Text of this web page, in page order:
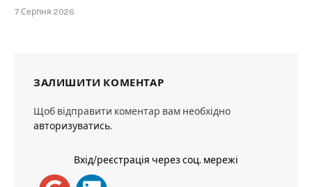
7 Серпня 2026
ЗАЛИШИТИ КОМЕНТАР
Щоб відправити коментар вам необхідно
авторизуватись.
Вхід/реєстрація через соц. мережі